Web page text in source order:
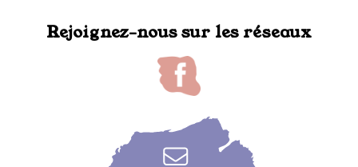
Rejoignez-nous sur les réseaux